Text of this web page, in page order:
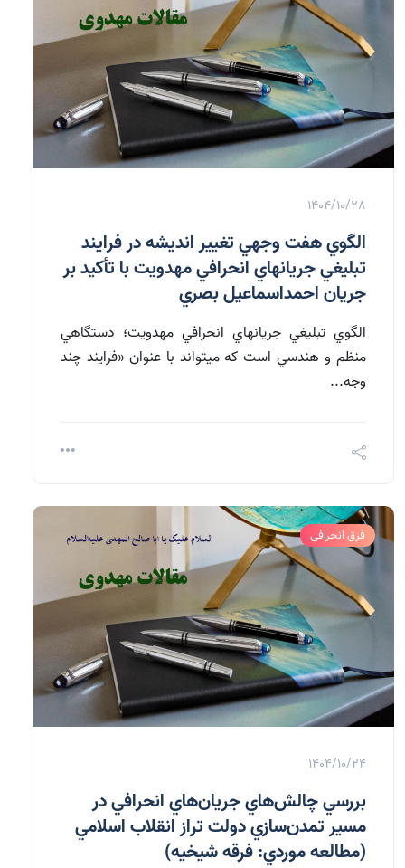
1404/10/28
الگوي هفت وجهي تغيير انديشه در فرايند
تبليغي جريان‏هاي انحرافي مهدويت با تأكيد بر
جريان احمداسماعيل بصري
الگوي تبليغي جريان‏هاي انحرافي مهدويت؛ دستگاهي
منظم و هندسي است كه مي‏تواند با عنوان «فرايند چند
وجه...
فرق انحرافی
1404/10/24
بررسي چالش‌هاي جريان‌هاي انحرافي در
مسير تمدن‌سازي دولت تراز انقلاب اسلامي
(مطالعه موردي: فرقه شيخيه)